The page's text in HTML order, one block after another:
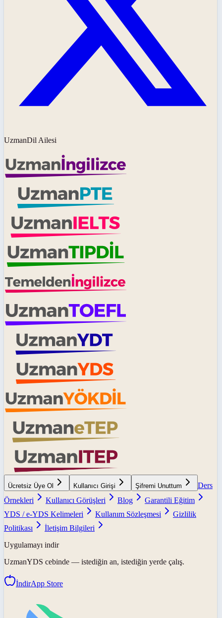
UzmanDil Ailesi
Ücretsiz Üye Ol Kullanıcı Girişi Şifremi Unuttum
Ders
Örnekleri
Kullanıcı Görüşleri Blog
Garantili Eğitim
YDS / e-YDS Kelimeleri
Kullanım Sözleşmesi
Gizlilik
Politikası
İletişim Bilgileri
Uygulamayı indir
UzmanYDS cebinde — istediğin an, istediğin yerde çalış.
İndirApp Store